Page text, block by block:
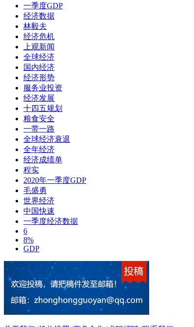
一季度GDP
经济数据
林毅夫
经济危机
上观新闻
全球经济
国内经济
经济形势
服务业投资
经济发展
十四五规划
粮食安全
一带一路
全球经济衰退
全年经济
经济成绩单
程实
2020年一季度GDP
毛盛勇
世界经济
中国快速
一季度经济数据
6
8%
GDP